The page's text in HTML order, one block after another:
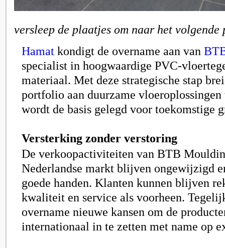
versleep de plaatjes om naar het
Hamat kondigt de overname aan van
specialist in hoogwaardige PVC-
materiaal. Met deze strategische stap
portfolio aan duurzame
wordt de basis gelegd voor toekomstige
Versterking zonder verstoring
De verkoopactiviteiten van BTB
Nederlandse markt blijven ongewijzigd
goede handen. Klanten kunnen blijven
kwaliteit en service als voorheen.
overname nieuwe kansen om de
internationaal in te zetten met name op